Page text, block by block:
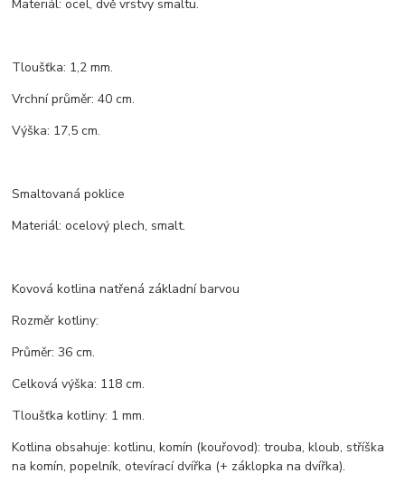
Materiál: ocel, dvě vrstvy smaltu.
Tloušťka: 1,2 mm.
Vrchní průměr: 40 cm.
Výška: 17,5 cm.
Smaltovaná poklice
Materiál: ocelový plech, smalt.
Kovová kotlina natřená základní barvou
Rozměr kotliny:
Průměr: 36 cm.
Celková výška: 118 cm.
Tloušťka kotliny: 1 mm.
Kotlina obsahuje: kotlinu, komín (kouřovod): trouba, kloub, stříška
na komín, popelník, otevírací dvířka (+ záklopka na dvířka).